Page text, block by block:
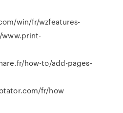
win/fr/wzfeatures-
how-to/add-pages-
fr/how